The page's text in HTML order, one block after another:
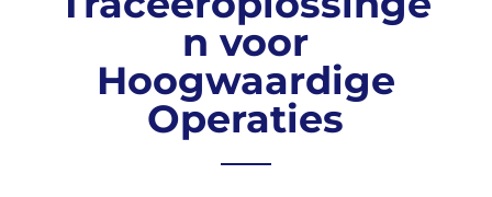
n voor
Hoogwaardige
Operaties